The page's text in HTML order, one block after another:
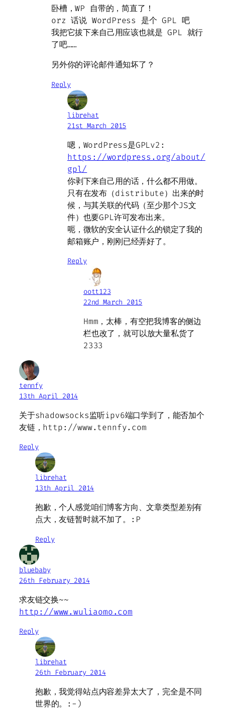
卧槽，WP 自带的，简直了！
orz 话说 WordPress 是个 GPL 吧
我把它拔下来自己用应该也就是 GPL 就行
了吧……
另外你的评论邮件通知坏了？
Reply
librehat
21st March 2015
嗯，WordPress是GPLv2:
https://wordpress.org/about/
gpl/
你剥下来自己用的话，什么都不用做。
只有在发布（distribute）出来的时
候，与其关联的代码（至少那个JS文
件）也要GPL许可发布出来。
呃，微软的安全认证什么的锁定了我的
邮箱账户，刚刚已经弄好了。
Reply
oott123
22nd March 2015
Hmm，太棒，有空把我博客的侧边
栏也改了，就可以放大量私货了
2333
tennfy
13th April 2014
关于shadowsocks监听ipv6端口学到了，能否加个
友链，http://www.tennfy.com
Reply
librehat
13th April 2014
抱歉，个人感觉咱们博客方向、文章类型差别有
点大，友链暂时就不加了。:P
Reply
bluebaby
26th February 2014
求友链交换~~
http://www.wuliaomo.com
Reply
librehat
26th February 2014
抱歉，我觉得站点内容差异太大了，完全是不同
世界的。:-)